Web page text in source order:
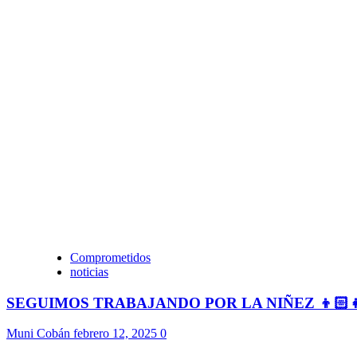
Comprometidos
noticias
SEGUIMOS TRABAJANDO POR LA NIÑEZ
Muni Cobán febrero 12, 2025 0